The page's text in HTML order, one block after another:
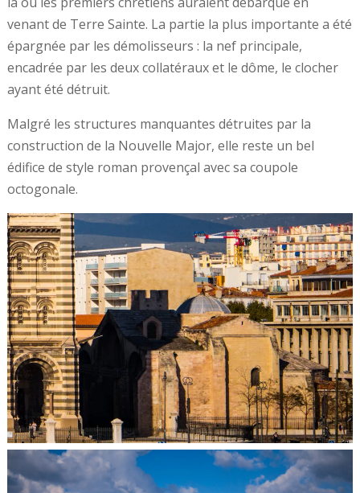
venant de Terre Sainte. La partie la plus importante a été
épargnée par les démolisseurs : la nef principale,
encadrée par les deux collatéraux et le dôme, le clocher
ayant été détruit.
Malgré les structures manquantes détruites par la
construction de la Nouvelle Major, elle reste un bel
édifice de style roman provençal avec sa coupole
octogonale.